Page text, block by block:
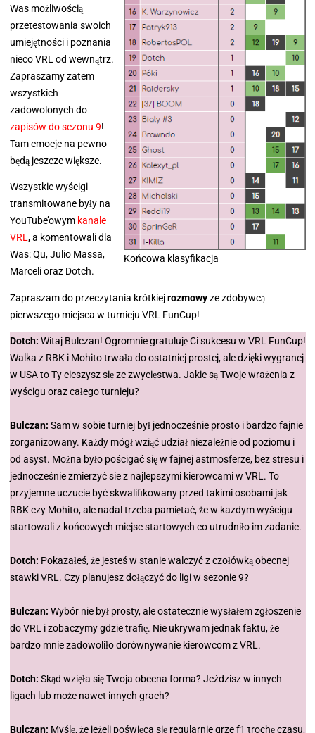
Końcowa klasyfikacja
Was możliwością
przetestowania swoich
umiejętności i poznania
nieco VRL od wewnątrz.
Zapraszamy zatem
wszystkich
zadowolonych do
zapisów do sezonu 9!
Tam emocje na pewno
będą jeszcze większe.
Wszystkie wyścigi
transmitowane były na
YouTube’owym kanale
VRL , a komentowali dla
Was: Qu, Julio Massa,
Marceli oraz Dotch.
Zapraszam do przeczytania krótkiejrozmowyze zdobywcą
pierwszego miejsca w turnieju VRL FunCup!
Dotch: Witaj Bulczan! Ogromnie gratuluję Ci sukcesu w VRL FunCup!
Walka z RBK i Mohito trwała do ostatniej prostej, ale dzięki wygranej
w USA to Ty cieszysz się ze zwycięstwa. Jakie są Twoje wrażenia z
wyścigu oraz całego turnieju?
Bulczan: Sam w sobie turniej był jednocześnie prosto i bardzo fajnie
zorganizowany. Każdy mógł wziąć udział niezależnie od poziomu i
od asyst. Można było pościgać się w fajnej astmosferze, bez stresu i
jednocześnie zmierzyć sie z najlepszymi kierowcami w VRL. To
przyjemne uczucie być skwalifikowany przed takimi osobami jak
RBK czy Mohito, ale nadal trzeba pamiętać, że w kazdym wyścigu
startowali z końcowych miejsc startowych co utrudniło im zadanie.
Dotch: Pokazałeś, że jesteś w stanie walczyć z czołówką obecnej
stawki VRL. Czy planujesz dołączyć do ligi w sezonie 9?
Bulczan: Wybór nie był prosty, ale ostatecznie wysłałem zgłoszenie
do VRL i zobaczymy gdzie trafię. Nie ukrywam jednak faktu, że
bardzo mnie zadowoliło dorównywanie kierowcom z VRL.
Dotch: Skąd wzięła się Twoja obecna forma? Jeździsz w innych
ligach lub może nawet innych grach?
Bulczan: Myślę, że jeżeli poświęca się regularnie grze f1 trochę czasu,